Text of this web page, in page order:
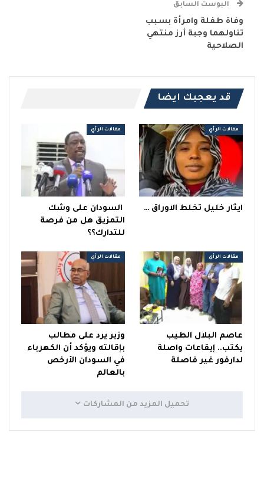
البوست السابق
وفاة طفلة وامرأة بسبب
تناولهما وجبة أرز منتهي
الصلاحية
قد يعجبك ايضا
مقالات الرأي
ايثار خليل تخلط الاوراق …
مقالات الرأي
السودان على وشك
التمزيق هل من فرصة
للتدارك؟؟
مقالات الرأي
عاصم البلال الطيب
يكتب.. إيقاعات واصلة
لدارفور غير فاصلة
مقالات الرأي
وزير يرد على مطالب
بإقالته ويؤكد أن الكهرباء
في السودان الأرخص
بالعالم
تحميل المزيد من المشاركات